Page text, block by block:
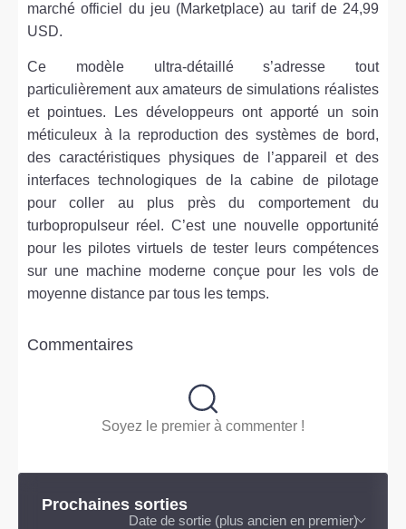
marché officiel du jeu (Marketplace) au tarif de 24,99
USD.
Ce modèle ultra-détaillé s’adresse tout
particulièrement aux amateurs de simulations réalistes
et pointues. Les développeurs ont apporté un soin
méticuleux à la reproduction des systèmes de bord,
des caractéristiques physiques de l’appareil et des
interfaces technologiques de la cabine de pilotage
pour coller au plus près du comportement du
turbopropulseur réel. C’est une nouvelle opportunité
pour les pilotes virtuels de tester leurs compétences
sur une machine moderne conçue pour les vols de
moyenne distance par tous les temps.
Commentaires
Soyez le premier à commenter !
Prochaines sorties
Date de sortie (plus ancien en premier)